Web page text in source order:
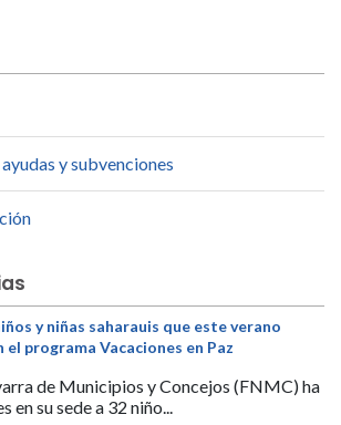
y subvenciones
y niñas saharauis que este verano
programa Vacaciones en Paz
de Municipios y Concejos (FNMC) ha
en su sede a 32 niño...